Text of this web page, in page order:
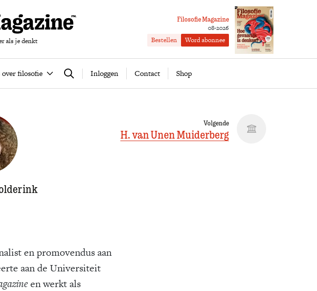
als je denkt
Filosofie Magazine
08-2026
Bestellen Word abonnee
over filosofie Zoeken Inloggen Contact Shop
Shortread Alles over filosofie Word abonnee
Volgende
H. van Unen Muiderberg
en promovendus aan
aan de Universiteit
en werkt als